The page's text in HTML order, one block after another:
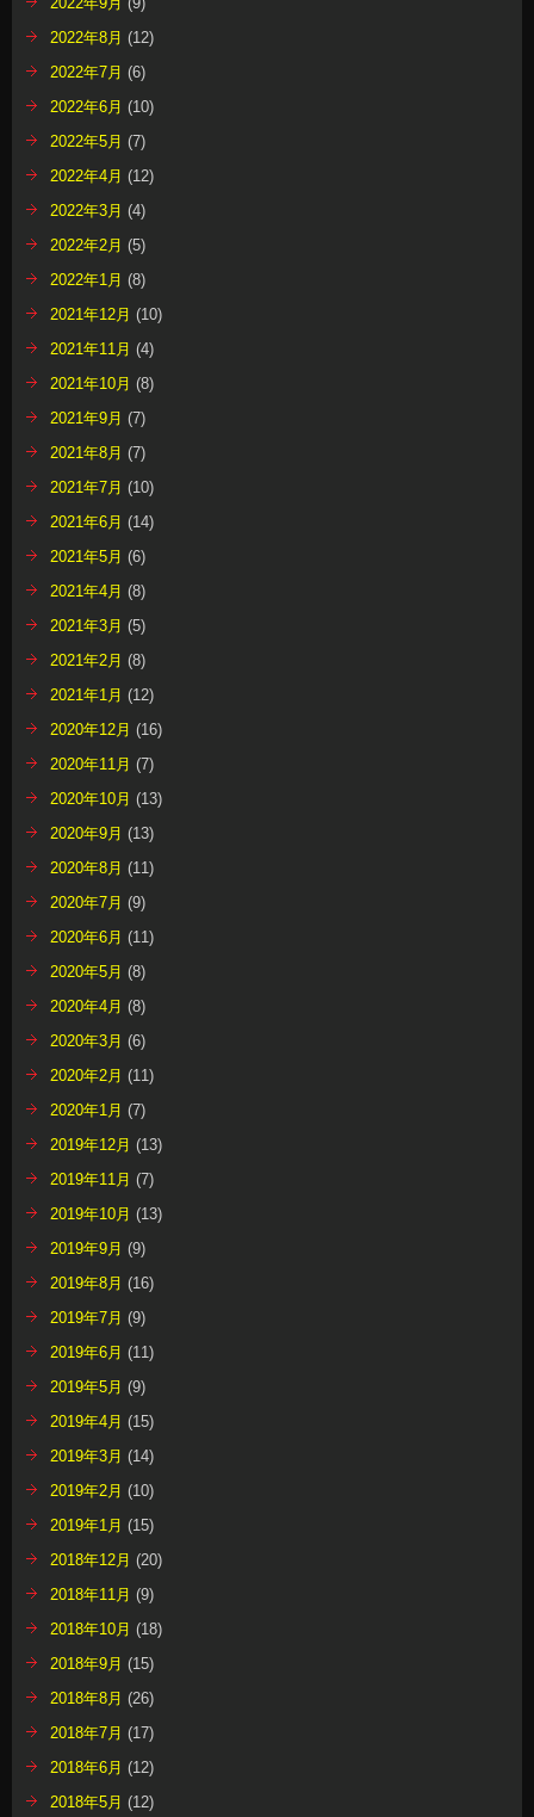
2022年8月 (12)
2022年7月 (6)
2022年6月 (10)
2022年5月 (7)
2022年4月 (12)
2022年3月 (4)
2022年2月 (5)
2022年1月 (8)
2021年12月 (10)
2021年11月 (4)
2021年10月 (8)
2021年9月 (7)
2021年8月 (7)
2021年7月 (10)
2021年6月 (14)
2021年5月 (6)
2021年4月 (8)
2021年3月 (5)
2021年2月 (8)
2021年1月 (12)
2020年12月 (16)
2020年11月 (7)
2020年10月 (13)
2020年9月 (13)
2020年8月 (11)
2020年7月 (9)
2020年6月 (11)
2020年5月 (8)
2020年4月 (8)
2020年3月 (6)
2020年2月 (11)
2020年1月 (7)
2019年12月 (13)
2019年11月 (7)
2019年10月 (13)
2019年9月 (9)
2019年8月 (16)
2019年7月 (9)
2019年6月 (11)
2019年5月 (9)
2019年4月 (15)
2019年3月 (14)
2019年2月 (10)
2019年1月 (15)
2018年12月 (20)
2018年11月 (9)
2018年10月 (18)
2018年9月 (15)
2018年8月 (26)
2018年7月 (17)
2018年6月 (12)
2018年5月 (12)